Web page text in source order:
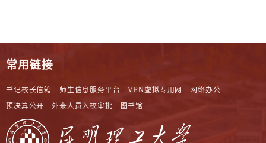
常用链接
书记校长信箱 师生信息服务平台 VPN虚拟专用网
网络办公
预决算公开
外来人员入校审批 图书馆